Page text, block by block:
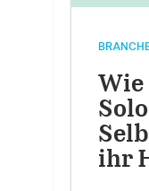
Wie
ihr